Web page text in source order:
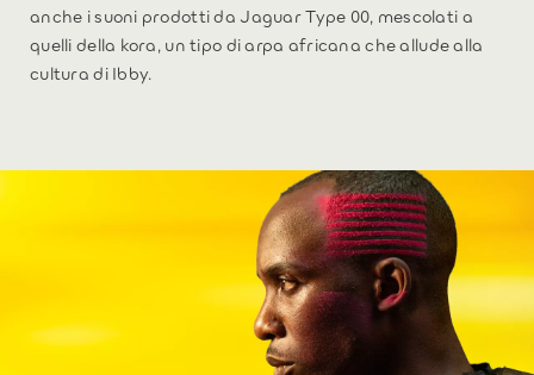
anche i suoni prodotti da Jaguar Type 00, mescolati a
quelli della kora, un tipo di arpa africana che allude alla
cultura di Ibby.